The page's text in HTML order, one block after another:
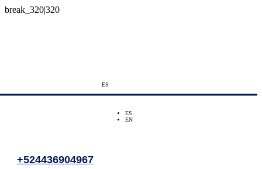
ES
ES
EN
+524436904967